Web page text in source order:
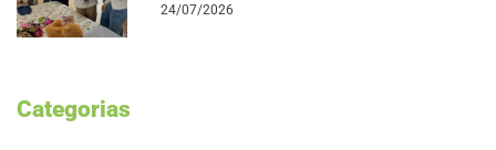
24/07/2026
Categorias